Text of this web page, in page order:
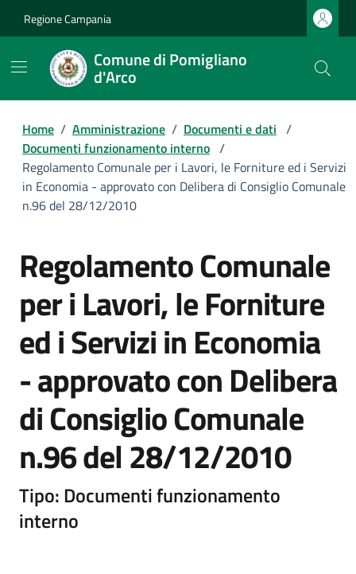
Regione Campania
Comune di Pomigliano
d'Arco
Home / Amministrazione / Documenti e dati /
Documenti funzionamento interno /
Regolamento Comunale per i Lavori, le Forniture ed i Servizi
in Economia - approvato con Delibera di Consiglio Comunale
n.96 del 28/12/2010
Regolamento Comunale
per i Lavori, le Forniture
ed i Servizi in Economia
- approvato con Delibera
di Consiglio Comunale
n.96 del 28/12/2010
Tipo: Documenti funzionamento
interno